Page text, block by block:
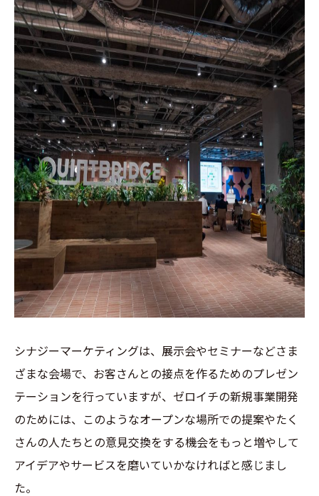
シナジーマーケティングは、展示会やセミナーなどさま
ざまな会場で、お客さんとの接点を作るためのプレゼン
テーションを行っていますが、ゼロイチの新規事業開発
のためには、このようなオープンな場所での提案やたく
さんの人たちとの意見交換をする機会をもっと増やして
アイデアやサービスを磨いていかなければと感じまし
た。